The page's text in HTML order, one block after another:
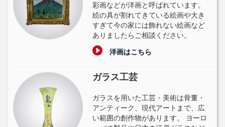
彩画などが洋画と呼ばれています。
絵の具が割れてきている絵画や大き
すぎて今の家には飾れない絵画など
ありましたらご相談ください。
洋画はこちら
ガラス工芸
ガラスを用いた工芸・美術は骨董・
アンティーク、現代アートまで、広
い範囲の創作物があります。 ヨーロ